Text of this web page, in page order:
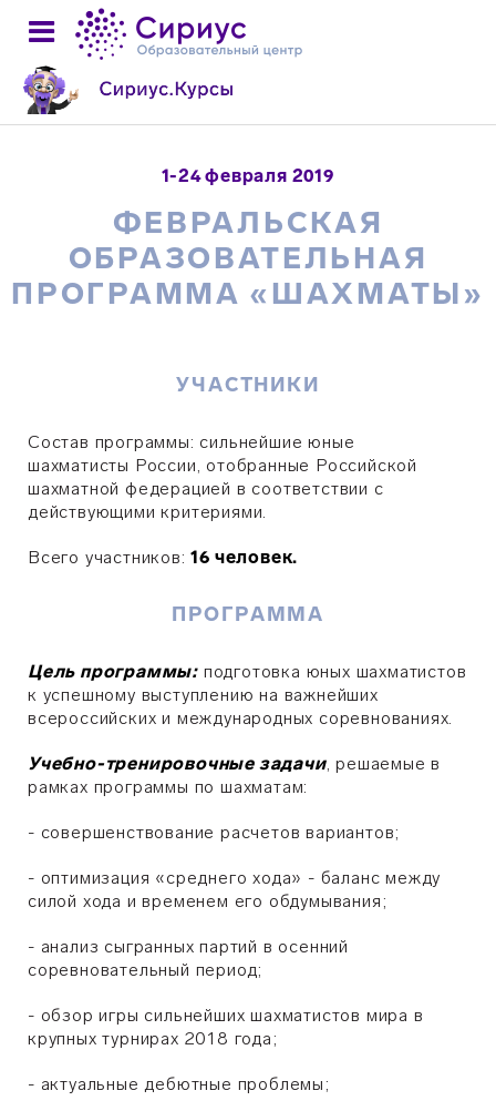
1-24 февраля 2019
ФЕВРАЛЬСКАЯ
ОБРАЗОВАТЕЛЬНАЯ
ПРОГРАММА «ШАХМАТЫ»
УЧАСТНИКИ
Состав программы: сильнейшие юные
шахматисты России, отобранные Российской
шахматной федерацией в соответствии с
действующими критериями.
Всего участников:16 человек.
ПРОГРАММА
Цель программы: подготовка юных шахматистов
к успешному выступлению на важнейших
всероссийских и международных соревнованиях.
Учебно-тренировочные задачи, решаемые в
рамках программы по шахматам:
- совершенствование расчетов вариантов;
- оптимизация «среднего хода» - баланс между
силой хода и временем его обдумывания;
- анализ сыгранных партий в осенний
соревновательный период;
- обзор игры сильнейших шахматистов мира в
крупных турнирах 2018 года;
- актуальные дебютные проблемы;